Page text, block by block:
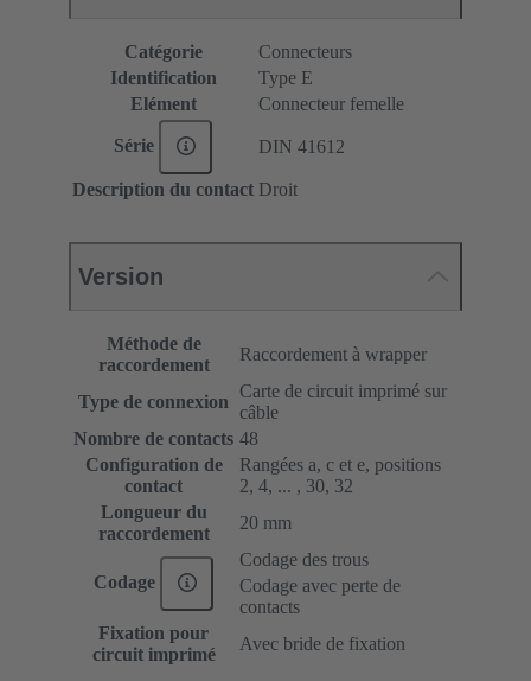
Catégorie
Connecteurs
Identification
Type E
Elément
Connecteur femelle
Série DIN 41612
Description du contact Droit
Version
Méthode de
raccordement
Raccordement à wrapper
Type de connexion
Carte de circuit imprimé sur
câble
Nombre de contacts 48
Configuration de
contact
Rangées a, c et e, positions
2, 4, ... , 30, 32
Longueur du
raccordement
20 mm
Codage
Codage des trous
Codage avec perte de
contacts
Fixation pour
circuit imprimé
Avec bride de fixation